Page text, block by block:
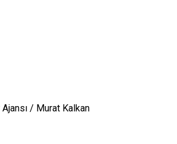
/ Murat Kalkan